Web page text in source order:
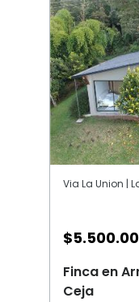
Via La Union |
$
Finca en
Ceja